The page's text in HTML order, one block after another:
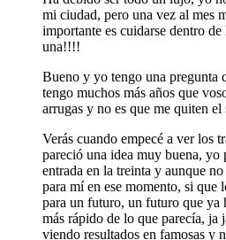
mi ciudad, pero una vez al mes
importante es cuidarse dentro
una!!!!
Bueno y yo tengo una pregunta
tengo muchos más años que
arrugas y no es que me quiten
Verás cuando empecé a ver los
pareció una idea muy buena, yo
entrada en la treinta y aunque
para mí en ese momento, si que
para un futuro, un futuro que ya
más rápido de lo que parecía, ja
viendo resultados en famosas y